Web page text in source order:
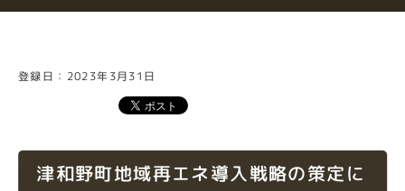
登録日：2023年3月31日
津和野町地域再エネ導入戦略の策定に